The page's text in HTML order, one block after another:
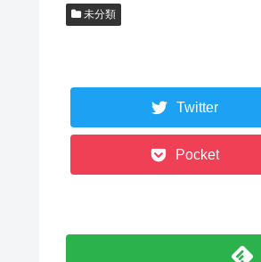
未分類
Twitter
Pocket